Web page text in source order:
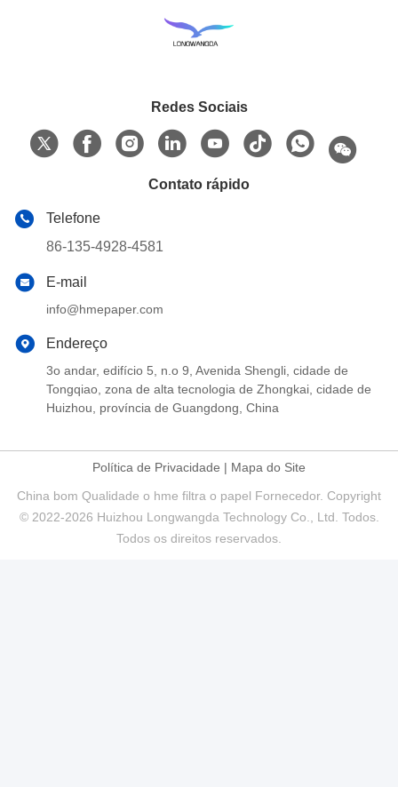
Redes Sociais
Contato rápido
Telefone
86-135-4928-4581
E-mail
info@hmepaper.com
Endereço
3o andar, edifício 5, n.o 9, Avenida Shengli, cidade de
Tongqiao, zona de alta tecnologia de Zhongkai, cidade de
Huizhou, província de Guangdong, China
Política de Privacidade | Mapa do Site
China bom Qualidade o hme filtra o papel Fornecedor. Copyright
© 2022-2026 Huizhou Longwangda Technology Co., Ltd. Todos.
Todos os direitos reservados.